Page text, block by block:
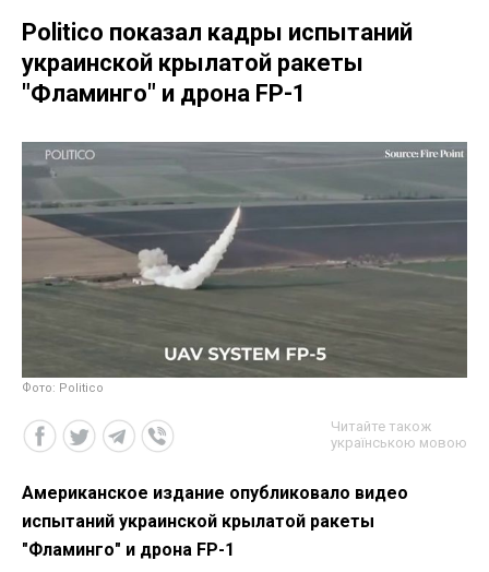
Politico показал кадры испытаний
украинской крылатой ракеты
"Фламинго" и дрона FP-1
Фото: Politico
Читайте також
українською мовою
Американское издание опубликовало видео
испытаний украинской крылатой ракеты
"Фламинго" и дрона FP-1